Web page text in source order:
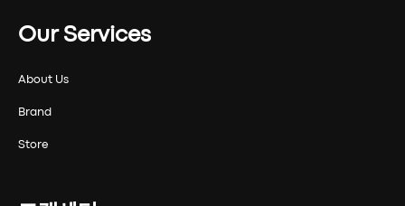
Our Services
About Us
Brand
Store